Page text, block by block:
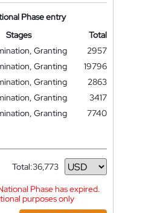
Phase entry
Stages
Total
Granting
2957
Granting
19796
Granting
2863
Granting
3417
Granting
7740
Total:36,773
Currency
Phase has expired.
purposes only